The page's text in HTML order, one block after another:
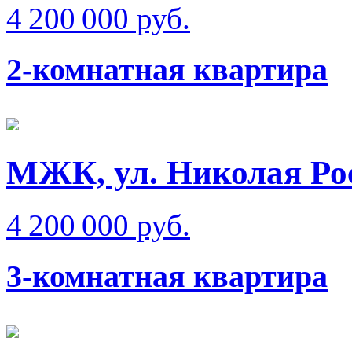
4 200 000 руб.
2-комнатная квартира
МЖК, ул. Николая
4 200 000 руб.
3-комнатная квартира